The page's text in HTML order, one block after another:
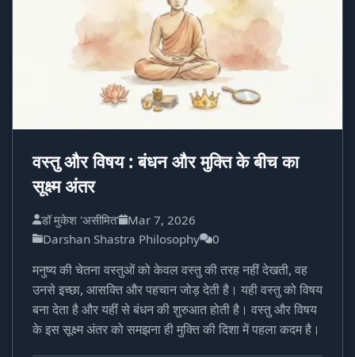
वस्तु और विषय : बंधन और मुक्ति के बीच का
सूक्ष्म अंतर
डॉ मुकेश 'असीमित' Mar 7, 2026
Darshan Shastra Philosophy
0
मनुष्य की चेतना वस्तुओं को केवल वस्तु की तरह नहीं देखती, वह
उनसे इच्छा, आसक्ति और पहचान जोड़ देती है। यही वस्तु को विषय
बना देता है और यहीं से बंधन की शुरुआत होती है। वस्तु और विषय
के इस सूक्ष्म अंतर को समझना ही मुक्ति की दिशा में पहला कदम है।